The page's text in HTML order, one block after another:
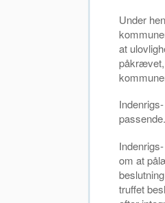
Under
at
påkrævet,
passende.
om at
truffet